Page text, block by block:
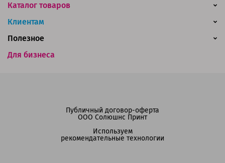
Каталог товаров
Клиентам
Для бизнеса
Полезное
Публичный договор-оферта
ООО Солюшнс Принт
Используем
рекомендательные технологии